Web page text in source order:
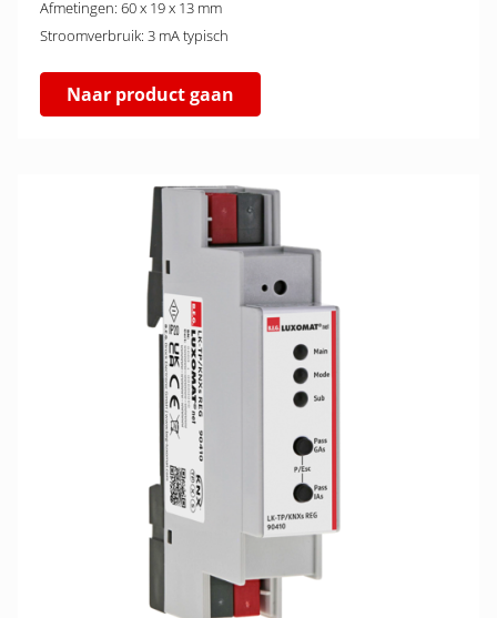
Afmetingen: 60 x 19 x 13 mm
Stroomverbruik: 3 mA typisch
Naar product gaan